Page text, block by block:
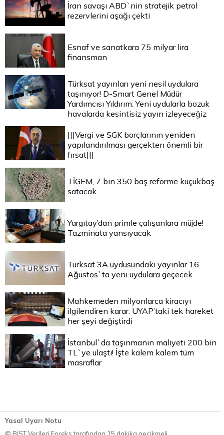
İran savaşı ABD`nin stratejik petrol
rezervlerini aşağı çekti
Esnaf ve sanatkara 75 milyar lira
finansman
Türksat yayınları yeni nesil uydulara
taşınıyor! D-Smart Genel Müdür
Yardımcısı Yıldırım: Yeni uydularla bozuk
havalarda kesintisiz yayın izleyeceğiz
|||Vergi ve SGK borçlarının yeniden
yapılandırılması gerçekten önemli bir
fırsat|||
TİGEM, 7 bin 350 baş reforme küçükbaş
satacak
Yargıtay’dan primle çalışanlara müjde!
Tazminata yansıyacak
Türksat 3A uydusundaki yayınlar 16
Ağustos`ta yeni uydulara geçecek
Mahkemeden milyonlarca kiracıyı
ilgilendiren karar: UYAP’taki tek hareket
her şeyi değiştirdi
İstanbul`da taşınmanın maliyeti 200 bin
TL`ye ulaştı! İşte kalem kalem tüm
masraflar
Yasal Uyarı Notu